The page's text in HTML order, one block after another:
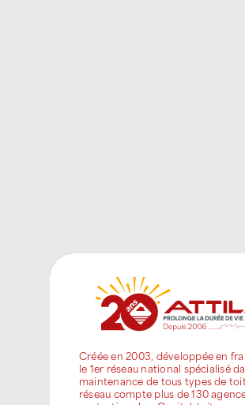
Créée en 2003, développée en
le 1er réseau national spécialisé
maintenance de tous types de
réseau compte plus de 130